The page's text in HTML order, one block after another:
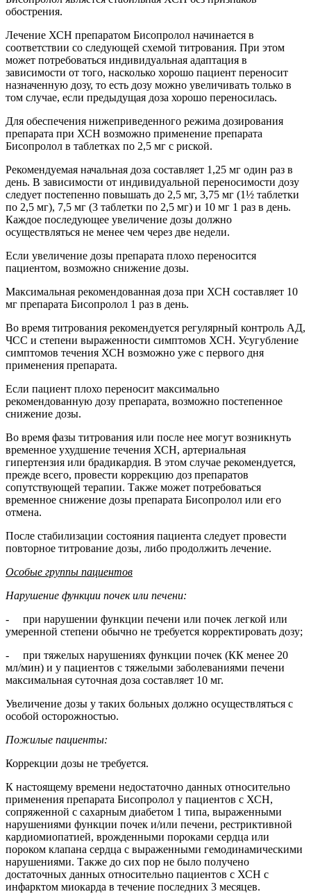
обострения.
Лечение ХСН препаратом Бисопролол начинается в
соответствии со следующей схемой титрования. При этом
может потребоваться индивидуальная адаптация в
зависимости от того, насколько хорошо пациент переносит
назначенную дозу, то есть дозу можно увеличивать только в
том случае, если предыдущая доза хорошо переносилась.
Для обеспечения нижеприведенного режима дозирования
препарата при ХСН возможно применение препарата
Бисопролол в таблетках по 2,5 мг с риской.
Рекомендуемая начальная доза составляет 1,25 мг один раз в
день. В зависимости от индивидуальной переносимости дозу
следует постепенно повышать до 2,5 мг, 3,75 мг (1½ таблетки
по 2,5 мг), 7,5 мг (3 таблетки по 2,5 мг) и 10 мг 1 раз в день.
Каждое последующее увеличение дозы должно
осуществляться не менее чем через две недели.
Если увеличение дозы препарата плохо переносится
пациентом, возможно снижение дозы.
Максимальная рекомендованная доза при ХСН составляет 10
мг препарата Бисопролол 1 раз в день.
Во время титрования рекомендуется регулярный контроль АД,
ЧСС и степени выраженности симптомов ХСН. Усугубление
симптомов течения ХСН возможно уже с первого дня
применения препарата.
Если пациент плохо переносит максимально
рекомендованную дозу препарата, возможно постепенное
снижение дозы.
Во время фазы титрования или после нее могут возникнуть
временное ухудшение течения ХСН, артериальная
гипертензия или брадикардия. В этом случае рекомендуется,
прежде всего, провести коррекцию доз препаратов
сопутствующей терапии. Также может потребоваться
временное снижение дозы препарата Бисопролол или его
отмена.
После стабилизации состояния пациента следует провести
повторное титрование дозы, либо продолжить лечение.
Особые группы пациентов
Нарушение функции почек или печени:
- при нарушении функции печени или почек легкой или
умеренной степени обычно не требуется корректировать дозу;
- при тяжелых нарушениях функции почек (КК менее 20
мл/мин) и у пациентов с тяжелыми заболеваниями печени
максимальная суточная доза составляет 10 мг.
Увеличение дозы у таких больных должно осуществляться с
особой осторожностью.
Пожилые пациенты:
Коррекции дозы не требуется.
К настоящему времени недостаточно данных относительно
применения препарата Бисопролол у пациентов с ХСН,
сопряженной с сахарным диабетом 1 типа, выраженными
нарушениями функции почек и/или печени, рестриктивной
кардиомиопатией, врожденными пороками сердца или
пороком клапана сердца с выраженными гемодинамическими
нарушениями. Также до сих пор не было получено
достаточных данных относительно пациентов с ХСН с
инфарктом миокарда в течение последних 3 месяцев.